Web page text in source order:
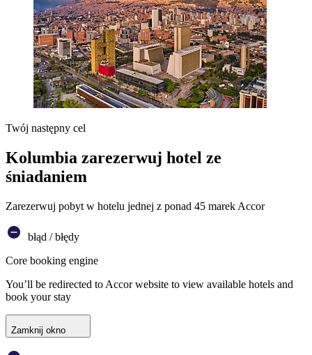
Twój następny cel
Kolumbia zarezerwuj hotel ze
śniadaniem
Zarezerwuj pobyt w hotelu jednej z ponad 45 marek Accor
błąd / błędy
Core booking engine
You’ll be redirected to Accor website to view available hotels and
book your stay
Zamknij okno